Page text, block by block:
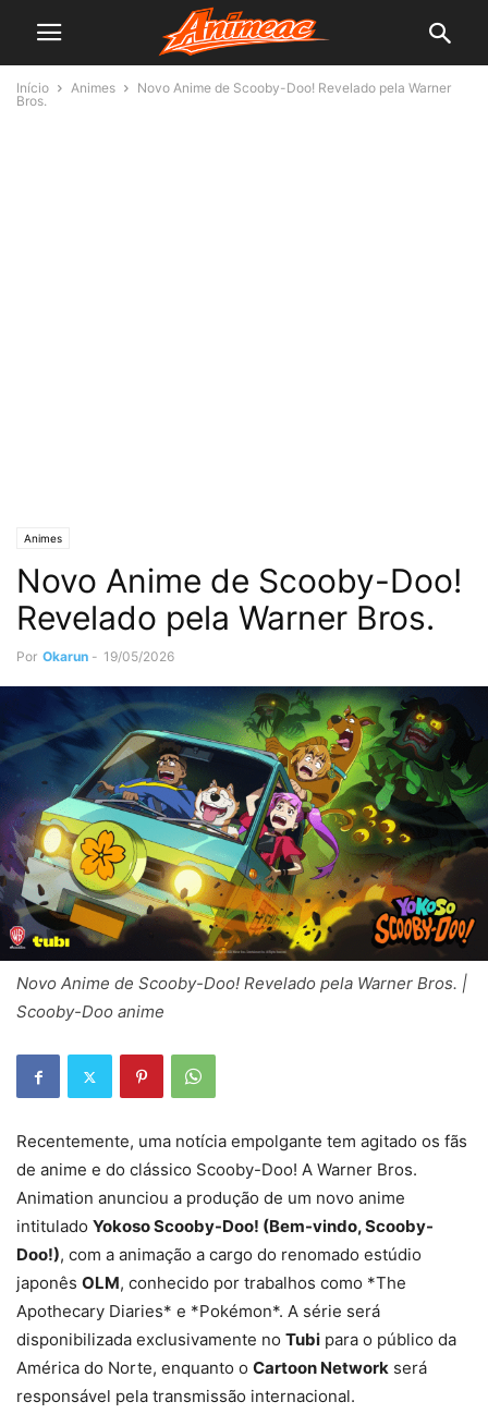
Início Animes
Novo Anime de Scooby-Doo! Revelado pela Warner
Bros.
Animes
Novo Anime de Scooby-Doo!
Revelado pela Warner Bros.
Por Okarun - 19/05/2026
Novo Anime de Scooby-Doo! Revelado pela Warner Bros. |
Scooby-Doo anime
Recentemente, uma notícia empolgante tem agitado os fãs
de anime e do clássico Scooby-Doo! A Warner Bros.
Animation anunciou a produção de um novo anime
intitulado Yokoso Scooby-Doo! (Bem-vindo, Scooby-
Doo!), com a animação a cargo do renomado estúdio
japonês OLM, conhecido por trabalhos como *The
Apothecary Diaries* e *Pokémon*. A série será
disponibilizada exclusivamente no Tubi para o público da
América do Norte, enquanto o Cartoon Network será
responsável pela transmissão internacional.